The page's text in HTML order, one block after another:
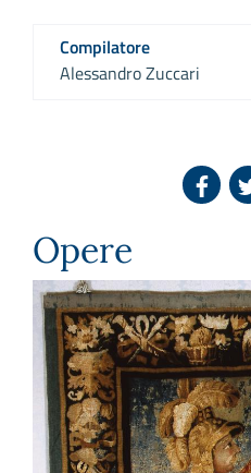
Compilatore
Alessandro Zuccari
Opere